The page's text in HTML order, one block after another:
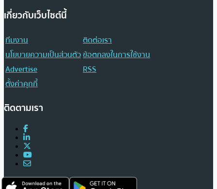
เกี่ยวกับเว็บไซต์นี้
ทีมงาน
ติดต่อเรา
นโยบายความเป็นส่วนตัวข้อตกลงในการใช้งาน
Advertise
RSS
ตั้งค่าคุกกี้
ติดตามเรา